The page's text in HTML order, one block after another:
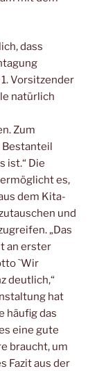
dass
Vorsitzender
natürlich
Zum
ist.“ Die
es,
dem Kita-
und
„Das
an erster
`Wir
deutlich,“
hat
häufig das
eine gute
braucht, um
Fazit aus der